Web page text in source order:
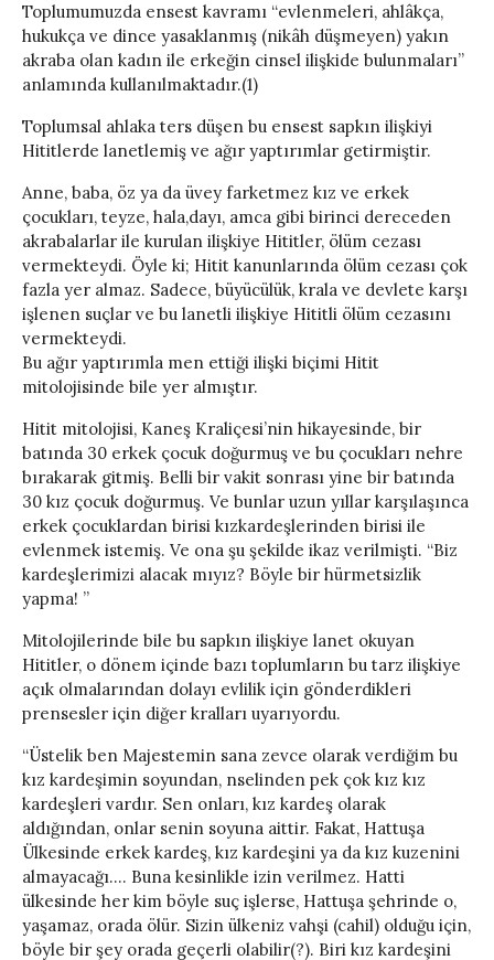
Toplumumuzda ensest kavramı “evlenmeleri, ahlâkça,
hukukça ve dince yasaklanmış (nikâh düşmeyen) yakın
akraba olan kadın ile erkeğin cinsel ilişkide bulunmaları”
anlamında kullanılmaktadır.(1)
Toplumsal ahlaka ters düşen bu ensest sapkın ilişkiyi
Hititlerde lanetlemiş ve ağır yaptırımlar getirmiştir.
Anne, baba, öz ya da üvey farketmez kız ve erkek
çocukları, teyze, hala,dayı, amca gibi birinci dereceden
akrabalarlar ile kurulan ilişkiye Hititler, ölüm cezası
vermekteydi. Öyle ki; Hitit kanunlarında ölüm cezası çok
fazla yer almaz. Sadece, büyücülük, krala ve devlete karşı
işlenen suçlar ve bu lanetli ilişkiye Hititli ölüm cezasını
vermekteydi.
Bu ağır yaptırımla men ettiği ilişki biçimi Hitit
mitolojisinde bile yer almıştır.
Hitit mitolojisi, Kaneş Kraliçesi’nin hikayesinde, bir
batında 30 erkek çocuk doğurmuş ve bu çocukları nehre
bırakarak gitmiş. Belli bir vakit sonrası yine bir batında
30 kız çocuk doğurmuş. Ve bunlar uzun yıllar karşılaşınca
erkek çocuklardan birisi kızkardeşlerinden birisi ile
evlenmek istemiş. Ve ona şu şekilde ikaz verilmişti. “Biz
kardeşlerimizi alacak mıyız? Böyle bir hürmetsizlik
yapma! ”
Mitolojilerinde bile bu sapkın ilişkiye lanet okuyan
Hititler, o dönem içinde bazı toplumların bu tarz ilişkiye
açık olmalarından dolayı evlilik için gönderdikleri
prensesler için diğer kralları uyarıyordu.
“Üstelik ben Majestemin sana zevce olarak verdiğim bu
kız kardeşimin soyundan, nselinden pek çok kız kız
kardeşleri vardır. Sen onları, kız kardeş olarak
aldığından, onlar senin soyuna aittir. Fakat, Hattuşa
Ülkesinde erkek kardeş, kız kardeşini ya da kız kuzenini
almayacağı…. Buna kesinlikle izin verilmez. Hatti
ülkesinde her kim böyle suç işlerse, Hattuşa şehrinde o,
yaşamaz, orada ölür. Sizin ülkeniz vahşi (cahil) olduğu için,
böyle bir şey orada geçerli olabilir(?). Biri kız kardeşini